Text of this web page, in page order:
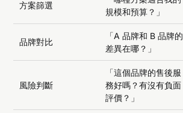
方案篩選
規模和預算？」
品牌對比
「A 品牌和 B 品牌的
差異在哪？」
風險判斷
「這個品牌的售後服
務好嗎？有沒有負面
評價？」